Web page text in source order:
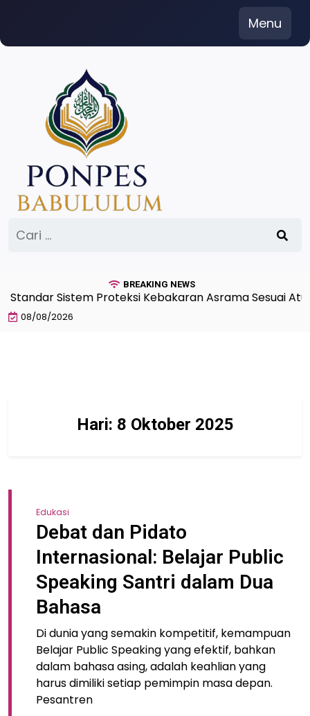
content
Menu
untuk:
BREAKING NEWS
Sistem Proteksi Kebakaran Asrama Sesuai Aturan
08/08/2026
Hari: 8 Oktober 2025
Edukasi
Debat dan Pidato
Internasional: Belajar Public
Speaking Santri dalam Dua
Bahasa
Di dunia yang semakin kompetitif, kemampuan
Belajar Public Speaking yang efektif, bahkan
dalam bahasa asing, adalah keahlian yang
harus dimiliki setiap pemimpin masa depan.
Pesantren